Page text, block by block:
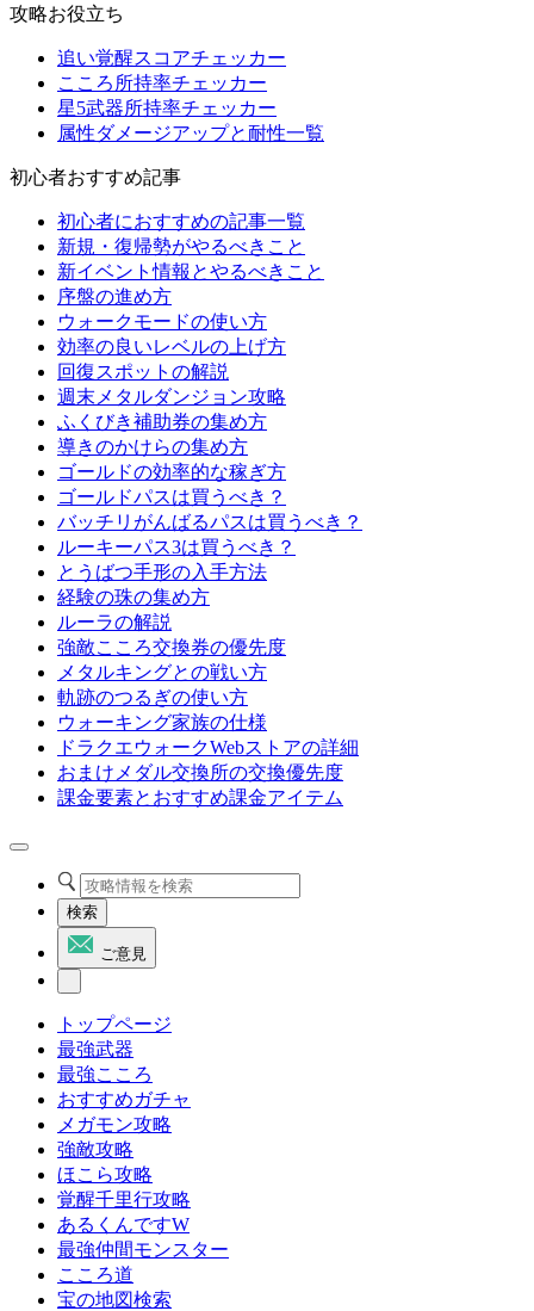
攻略お役立ち
追い覚醒スコアチェッカー
こころ所持率チェッカー
星5武器所持率チェッカー
属性ダメージアップと耐性一覧
初心者おすすめ記事
初心者におすすめの記事一覧
新規・復帰勢がやるべきこと
新イベント情報とやるべきこと
序盤の進め方
ウォークモードの使い方
効率の良いレベルの上げ方
回復スポットの解説
週末メタルダンジョン攻略
ふくびき補助券の集め方
導きのかけらの集め方
ゴールドの効率的な稼ぎ方
ゴールドパスは買うべき？
バッチリがんばるパスは買うべき？
ルーキーパス3は買うべき？
とうばつ手形の入手方法
経験の珠の集め方
ルーラの解説
強敵こころ交換券の優先度
メタルキングとの戦い方
軌跡のつるぎの使い方
ウォーキング家族の仕様
ドラクエウォークWebストアの詳細
おまけメダル交換所の交換優先度
課金要素とおすすめ課金アイテム
検索
ご意見
トップページ
最強武器
最強こころ
おすすめガチャ
メガモン攻略
強敵攻略
ほこら攻略
覚醒千里行攻略
あるくんですW
最強仲間モンスター
こころ道
宝の地図検索